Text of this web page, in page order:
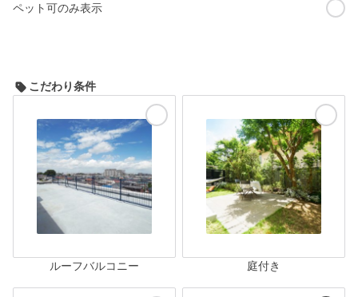
ペット可のみ表示
こだわり条件
ルーフバルコニー 庭付き